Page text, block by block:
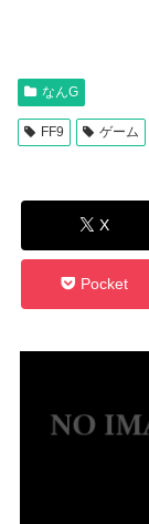
なんG
FF9 ゲーム
X
Pocket